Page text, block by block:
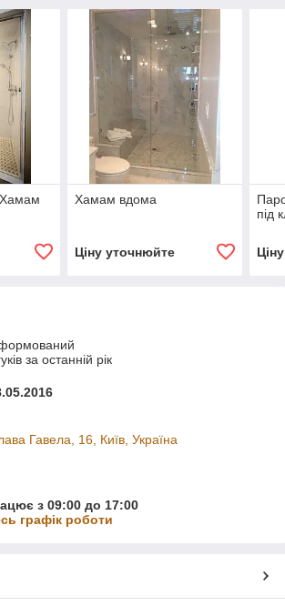
Хамам вдома
Ціну уточнюйте
під
за останній рік
Гавела, 16, Київ, Україна
з 09:00 до 17:00
графік роботи